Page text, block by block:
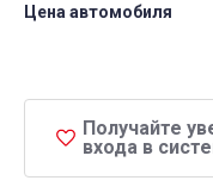
Цена автомобиля
Получайте
входа в